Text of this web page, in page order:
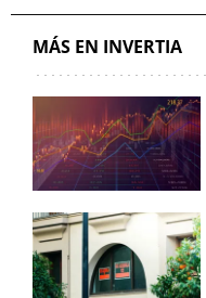
MÁS EN INVERTIA